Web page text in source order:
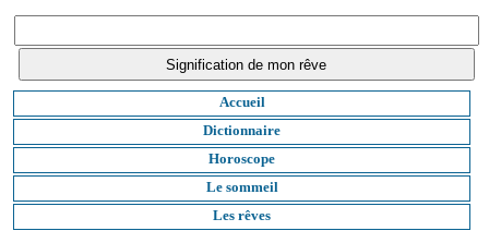
Accueil
Dictionnaire
Horoscope
Le sommeil
Les rêves